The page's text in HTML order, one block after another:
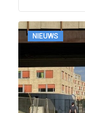
NIEUWS